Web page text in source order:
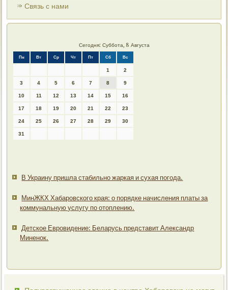
Связь с нами
Сегодня: Суббота, 8 Августа
Пн Вт Ср Чт Пт Сб Вс
1 2
3 4 5 6 7 8 9
10 11 12 13 14 15 16
17 18 19 20 21 22 23
24 25 26 27 28 29 30
31
В Украину пришла стабильно жаркая и сухая погода.
МинЖКХ Хабаровского края: о порядке начисления платы за
коммунальную услугу по отоплению.
Детское Евровидение: Беларусь представит Александр
Миненок.